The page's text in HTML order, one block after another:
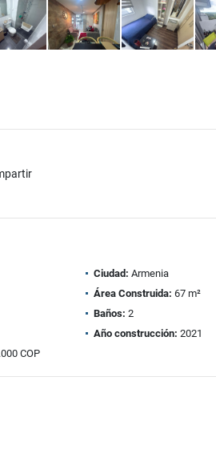
Ciudad: Armenia
Área Construida: 67 m²
Baños: 2
Año construcción: 2021
COP